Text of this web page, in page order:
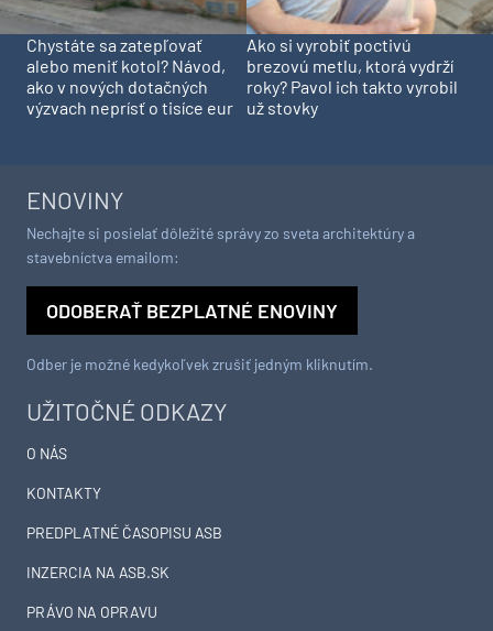
Chystáte sa zatepľovať
alebo meniť kotol? Návod,
ako v nových dotačných
výzvach neprísť o tisíce eur
Ako si vyrobiť poctivú
brezovú metlu, ktorá vydrží
roky? Pavol ich takto vyrobil
už stovky
UŽITOČNÉ ODKAZY
O NÁS
KONTAKTY
PREDPLATNÉ ČASOPISU ASB
INZERCIA NA ASB.SK
PRÁVO NA OPRAVU
ENOVINY
Nechajte si posielať dôležité správy zo sveta architektúry a
stavebníctva emailom:
ODOBERAŤ BEZPLATNÉ ENOVINY
Odber je možné kedykoľvek zrušiť jedným kliknutím.